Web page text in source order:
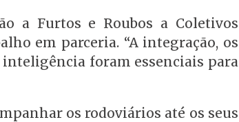
a Furtos e Roubos a Coletivos
em parceria. “A integração, os
foram essenciais para
os rodoviários até os seus